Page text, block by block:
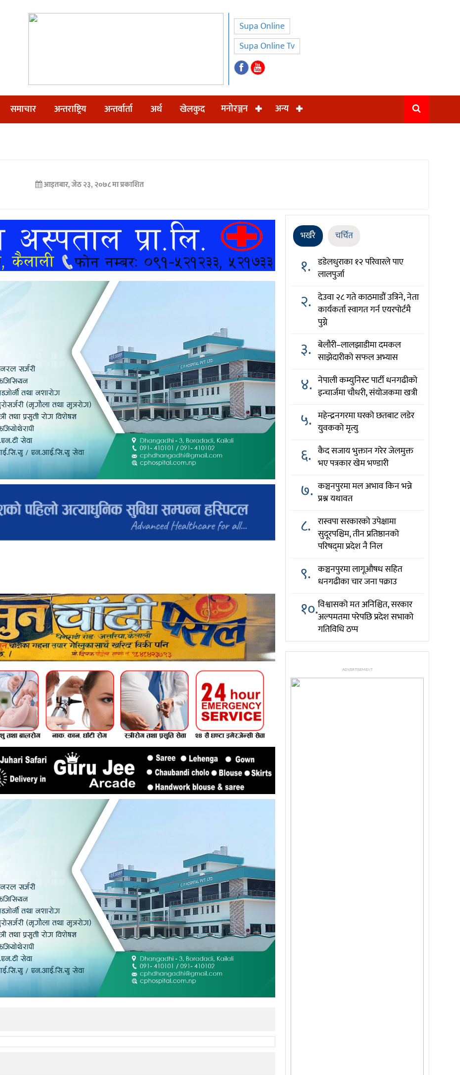
Supa Online
Supa Online Tv
समाचार अन्तराष्ट्रिय अन्तर्वार्ता अर्थ खेलकुद मनोरञ्जन अन्य
आइतबार, जेठ २३, २०७८ मा प्रकाशित
भर्खरै चर्चित
१. डडेलधुराका १२ परिवारले पाए
लालपुर्जा
२. देउवा २८ गते काठमाडौं उत्रिने, नेता
कार्यकर्ता स्वागत गर्न एयरपोर्टमै
पुग्ने
३. बेलौरी–लालझाडीमा दमकल
साझेदारीको सफल अभ्यास
४. नेपाली कम्युनिस्ट पार्टी धनगढीको
इन्चार्जमा चौधरी, संयोजकमा खत्री
५. महेन्द्रनगरमा घरको छतबाट लडेर
युवकको मृत्यु
६. कैद सजाय भुक्तान गरेर जेलमुक्त
भए पत्रकार खेम भण्डारी
७. कञ्चनपुरमा मल अभाव किन भन्ने
प्रश्न यथावत
८. रास्वपा सरकारको उपेक्षामा
सुदूरपश्चिम, तीन प्रतिष्ठानको
परिषद्‌मा प्रदेश नै निल
९. कञ्चनपुरमा लागूऔषध सहित
धनगढीका चार जना पक्राउ
१०.विश्वासको मत अनिश्चित, सरकार
अल्पमतमा परेपछि प्रदेश सभाको
गतिविधि ठप्प
ADVERTISEMENT